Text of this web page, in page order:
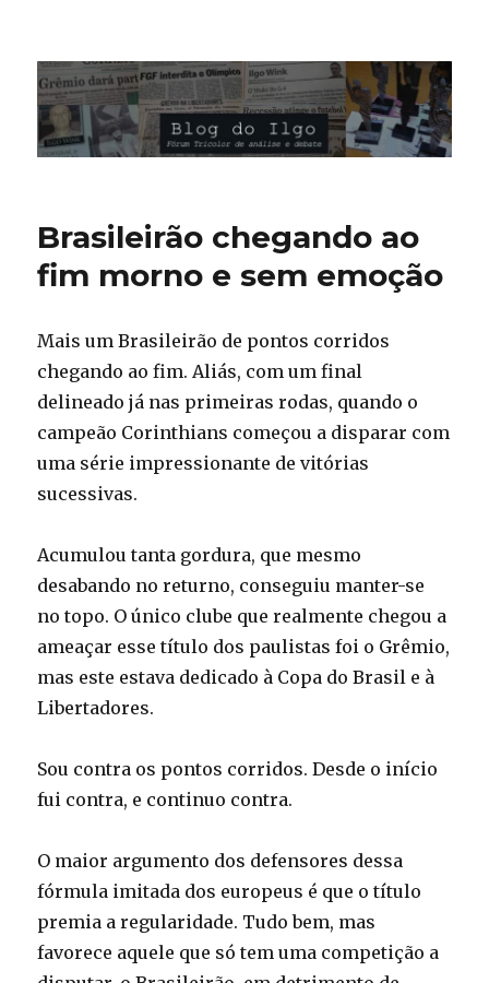
Blog do Ilgo Wink
Brasileirão chegando ao
fim morno e sem emoção
Mais um Brasileirão de pontos corridos
chegando ao fim. Aliás, com um final
delineado já nas primeiras rodas, quando o
campeão Corinthians começou a disparar com
uma série impressionante de vitórias
sucessivas.
Acumulou tanta gordura, que mesmo
desabando no returno, conseguiu manter-se
no topo. O único clube que realmente chegou a
ameaçar esse título dos paulistas foi o Grêmio,
mas este estava dedicado à Copa do Brasil e à
Libertadores.
Sou contra os pontos corridos. Desde o início
fui contra, e continuo contra.
O maior argumento dos defensores dessa
fórmula imitada dos europeus é que o título
premia a regularidade. Tudo bem, mas
favorece aquele que só tem uma competição a